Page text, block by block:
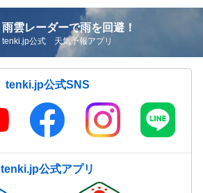
雨雲レーダーで雨を回避！
tenki.jp公式 天気予報アプリ
tenki.jp公式SNS
tenki.jp公式アプリ